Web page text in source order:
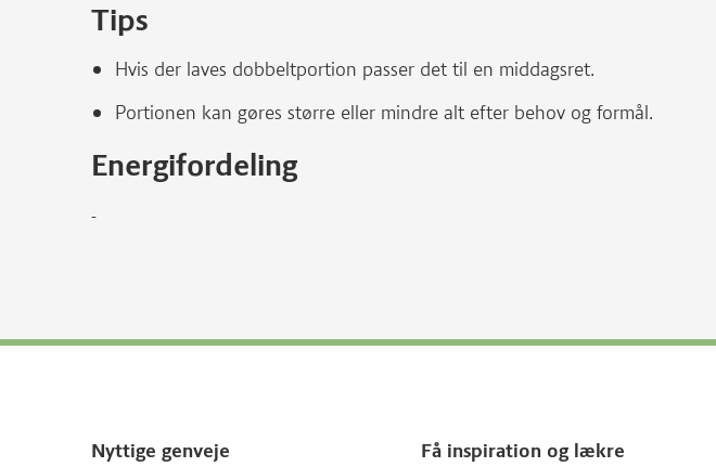
Tips
Hvis der laves dobbeltportion passer det til en middagsret.
Portionen kan gøres større eller mindre alt efter behov og formål.
Energifordeling
-
Nyttige genveje Få inspiration og lækre